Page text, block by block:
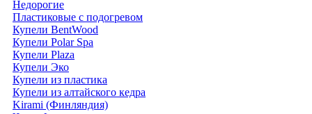
Недорогие
Пластиковые с подогревом
Купели BentWood
Купели Polar Spa
Купели Plaza
Купели Эко
Купели из пластика
Купели из алтайского кедра
Kirami (Финляндия)